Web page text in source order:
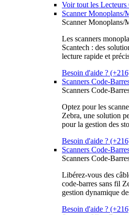
Voir tout les Lecteurs
Scanner Monoplans/
Scanner Monoplans/
Les scanners
Scantech : des
lecture rapide et
Besoin d'aide ?
Scanners Code-
Scanners Code-
Optez pour les
Zebra, une solution
pour la gestion des
Besoin d'aide ?
Scanners Code-
Scanners Code-
Libérez-vous des
code-barres sans fil
gestion dynamique
Besoin d'aide ?